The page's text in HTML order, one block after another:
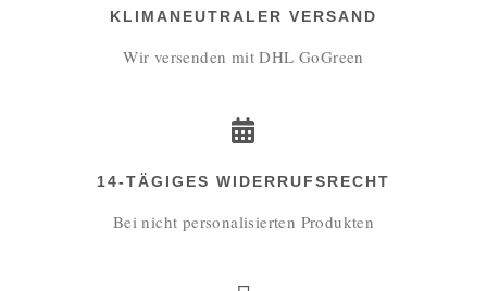
KLIMANEUTRALER VERSAND
Wir versenden mit DHL GoGreen
14-TÄGIGES WIDERRUFSRECHT
Bei nicht personalisierten Produkten